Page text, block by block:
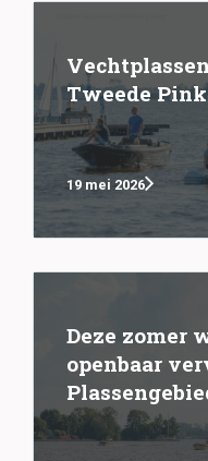
Tweede
19 mei 2026
Deze zomer
openbaar